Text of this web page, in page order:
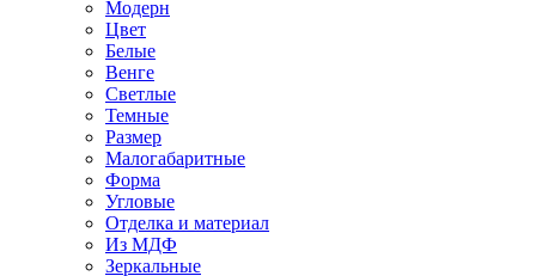
Модерн
Цвет
Белые
Венге
Светлые
Темные
Размер
Малогабаритные
Форма
Угловые
Отделка и материал
Из МДФ
Зеркальные